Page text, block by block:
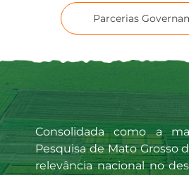
Parcerias
Consolidada como a
Pesquisa de Mato Grosso
relevância nacional no